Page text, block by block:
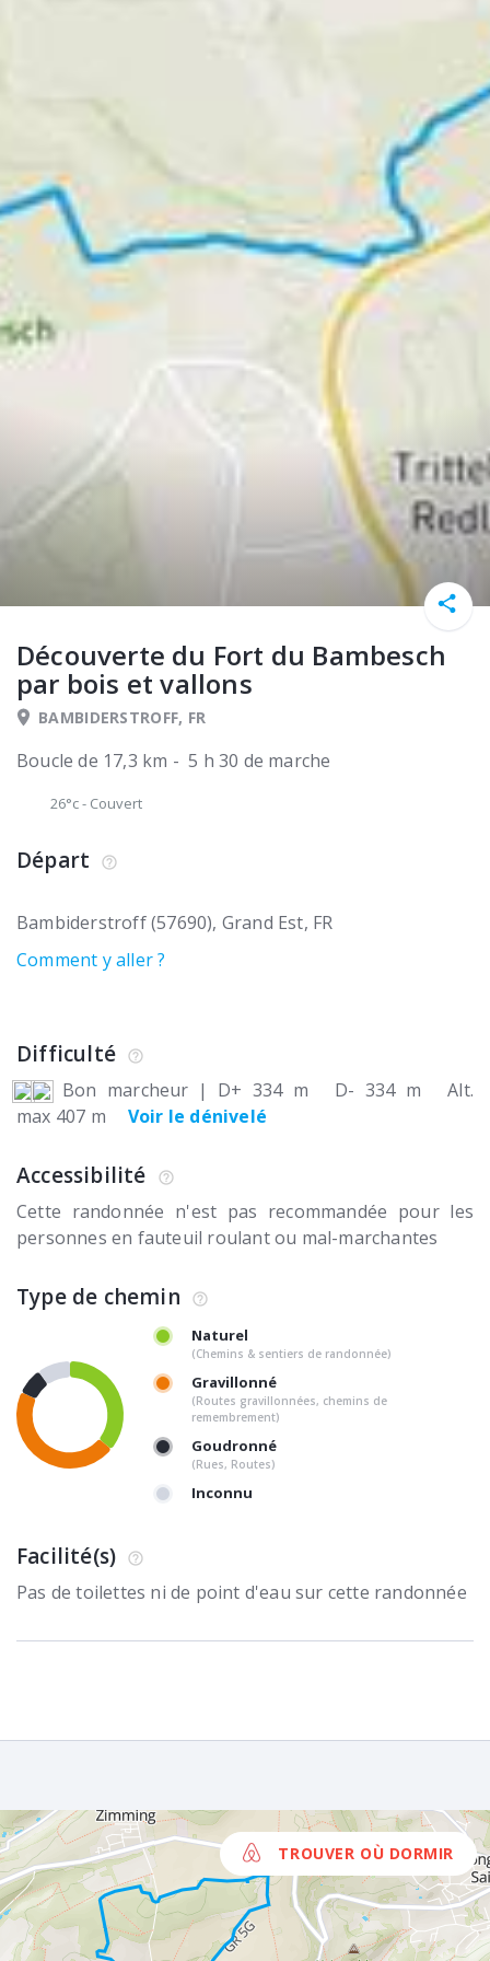
Découverte du Fort du Bambesch
par bois et vallons
BAMBIDERSTROFF, FR
Boucle de 17,3 km - 5 h 30 de marche
26°c- Couvert
Départ
Bambiderstroff (57690) Grand Est FR
Comment y aller ?
Difficulté
Bon marcheur | D+ 334 m D- 334 m
Alt.
max 407 m
Voir le dénivelé
Accessibilité
Cette randonnée n'est pas recommandée pour les
personnes en fauteuil roulant ou mal-marchantes
Type de chemin
Naturel
(Chemins & sentiers de randonnée)
Gravillonné
(Routes gravillonnées, chemins de
remembrement)
Goudronné
(Rues, Routes)
Inconnu
Facilité(s)
Pas de toilettes ni de point d'eau sur cette randonnée
TROUVER OÙ DORMIR